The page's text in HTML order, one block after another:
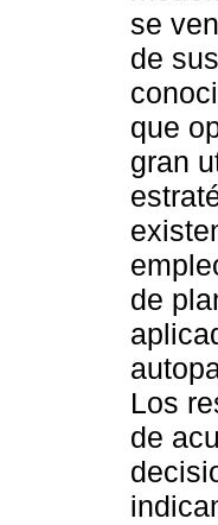
se
de
que
gran
de
Los
de